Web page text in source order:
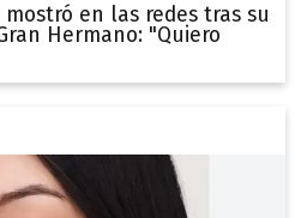
mostró en las redes tras su
Hermano: "Quiero